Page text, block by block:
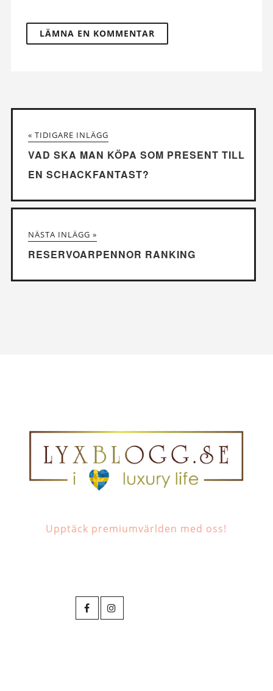
« TIDIGARE INLÄGG
VAD SKA MAN KÖPA SOM PRESENT TILL
EN SCHACKFANTAST?
NÄSTA INLÄGG »
RESERVOARPENNOR RANKING
Upptäck premiumvärlden med oss!